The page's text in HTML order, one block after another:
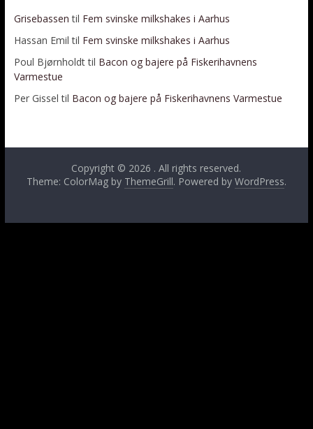
Grisebassen til Fem svinske milkshakes i Aarhus
Hassan Emil til Fem svinske milkshakes i Aarhus
Poul Bjørnholdttil Bacon og bajere på Fiskerihavnens
Varmestue
Per Gissel til Bacon og bajere på Fiskerihavnens Varmestue
Copyright © 2026 . All rights reserved.
Theme: ColorMag by ThemeGrill. Powered by WordPress.